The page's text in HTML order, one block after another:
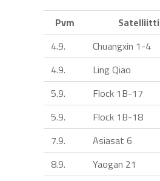
Pvm Satelliitti
4.9.
Chuangxin 1-4
4.9.
Ling Qiao
5.9.
Flock 1B-17
5.9.
Flock 1B-18
7.9.
Asiasat 6
8.9.
Yaogan 21